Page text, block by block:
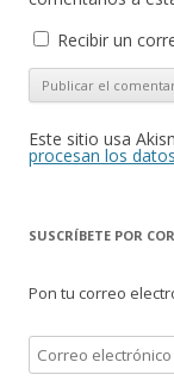
Recibir un
Este sitio usa
procesan los
SUSCRÍBETE POR
Pon tu correo
Correo
electrónico